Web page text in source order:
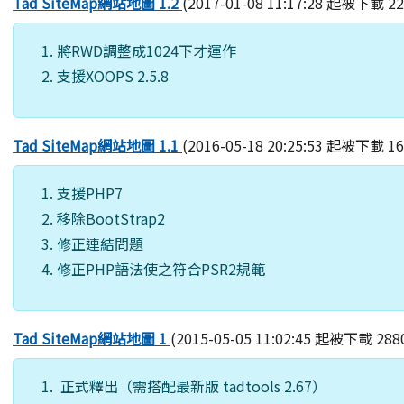
將RWD調整成1024下才運作
支援XOOPS 2.5.8
Tad SiteMap網站地圖 1.1 (2016-05-18 20:25:53 起被下載
支援PHP7
移除BootStrap2
修正連結問題
修正PHP語法使之符合PSR2規範
Tad SiteMap網站地圖 1 (2015-05-05 11:02:45 起被下載
正式釋出（需搭配最新版 tadtools 2.67）